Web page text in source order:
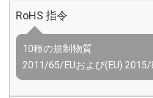
RoHS 指令
10種の規制物質
2011/65/EUおよび(EU) 2015/